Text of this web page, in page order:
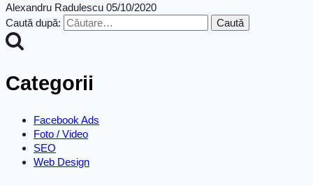
Alexandru Radulescu 05/10/2020
Caută după:
Categorii
Facebook Ads
Foto / Video
SEO
Web Design